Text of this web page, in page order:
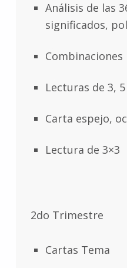
Análisis de las
significados,
Combinaciones
Lecturas de 3,
Carta espejo,
Lectura de 3×3
2do Trimestre
Cartas Tema